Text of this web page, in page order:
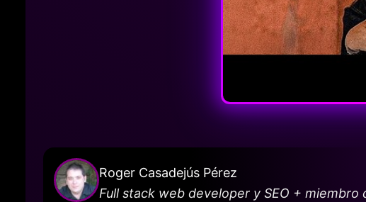
Roger Casadejús Pérez
Full stack web developer y SEO +